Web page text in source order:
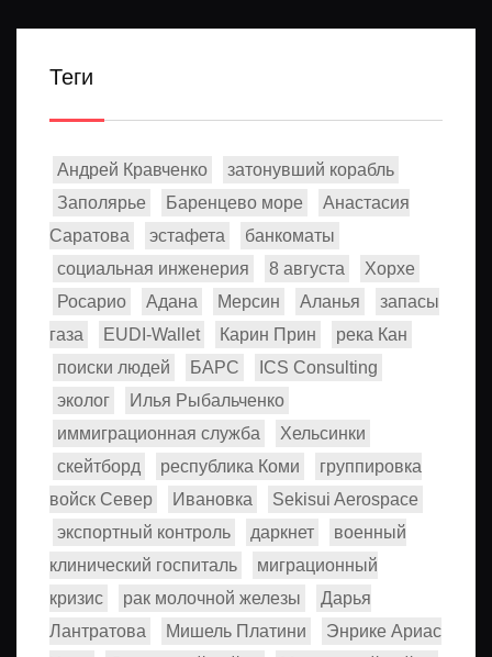
Теги
Андрей Кравченко
затонувший корабль
Заполярье
Баренцево море
Анастасия
Саратова
эстафета
банкоматы
социальная инженерия
8 августа
Хорхе
Росарио
Адана Мерсин Аланья
запасы
газа
EUDI-Wallet Карин Прин
река Кан
поиски людей
БАРС
ICS Consulting
эколог
Илья Рыбальченко
иммиграционная служба
Хельсинки
скейтборд
республика Коми
группировка
войск Север
Ивановка
Sekisui Aerospace
экспортный контроль
даркнет
военный
клинический госпиталь
миграционный
кризис
рак молочной железы
Дарья
Лантратова
Мишель Платини
Энрике Ариас